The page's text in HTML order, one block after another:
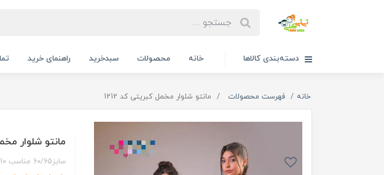
دسته‌بندی کالاها خانه محصولات سبدخرید راهنمای خرید
خانه فهرست محصولات مانتو شلوار مخمل کبریتی کد 1212
مانتو شلوار
سایز60/65 مناسب 10 سال تا 14 سال